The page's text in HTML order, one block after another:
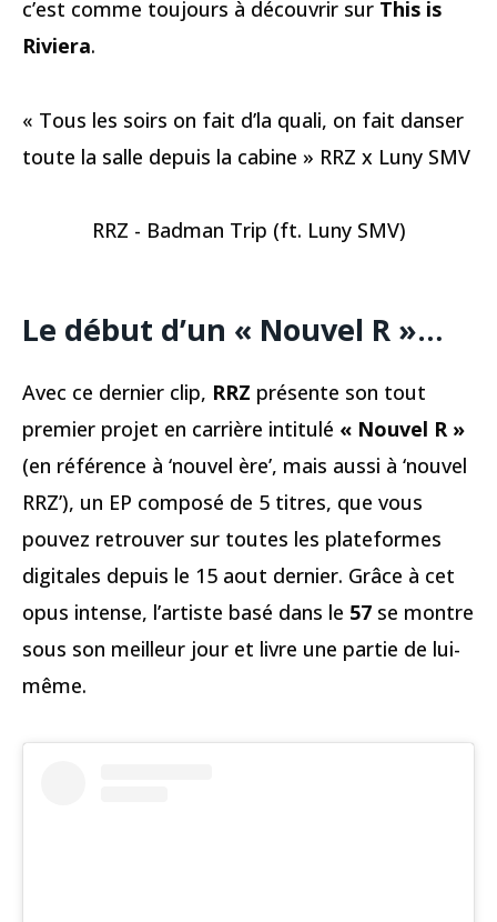
c’est comme toujours à découvrir sur This is
Riviera.
« Tous les soirs on fait d’la quali, on fait danser
toute la salle depuis la cabine » RRZ x Luny SMV
RRZ - Badman Trip (ft. Luny SMV)
Le début d’un « Nouvel R »…
Avec ce dernier clip, RRZ présente son tout
premier projet en carrière intitulé « Nouvel R »
(en référence à ‘nouvel ère’, mais aussi à ‘nouvel
RRZ’), un EP composé de 5 titres, que vous
pouvez retrouver sur toutes les plateformes
digitales depuis le 15 aout dernier. Grâce à cet
opus intense, l’artiste basé dans le 57 se montre
sous son meilleur jour et livre une partie de lui-
même.